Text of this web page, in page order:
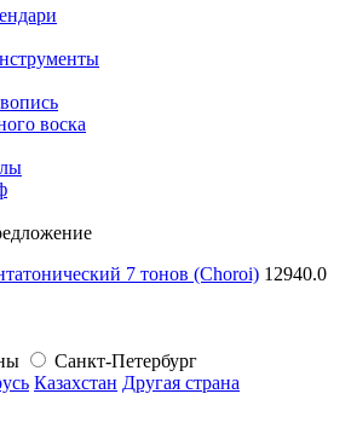
воска
7 тонов (Choroi) 12940.0
Санкт-Петербург
Казахстан Другая страна